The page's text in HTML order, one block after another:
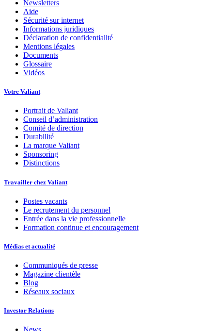
Newsletters
Aide
Sécurité sur internet
Informations juridiques
Déclaration de confidentialité
Mentions légales
Documents
Glossaire
Vidéos
Votre Valiant
Portrait de Valiant
Conseil d’administration
Comité de direction
Durabilité
La marque Valiant
Sponsoring
Distinctions
Travailler chez Valiant
Postes vacants
Le recrutement du personnel
Entrée dans la vie professionnelle
Formation continue et encouragement
Médias et actualité
Communiqués de presse
Magazine clientèle
Blog
Réseaux sociaux
Investor Relations